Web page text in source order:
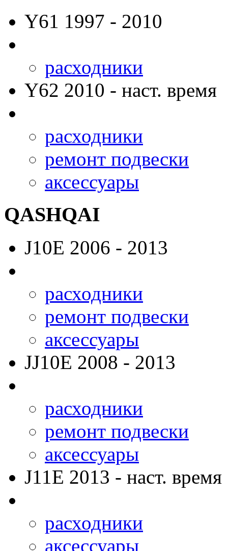
Y61 1997 - 2010
расходники
Y62 2010 - наст. время
расходники
ремонт подвески
аксессуары
QASHQAI
J10E 2006 - 2013
расходники
ремонт подвески
аксессуары
JJ10E 2008 - 2013
расходники
ремонт подвески
аксессуары
J11E 2013 - наст. время
расходники
аксессуары